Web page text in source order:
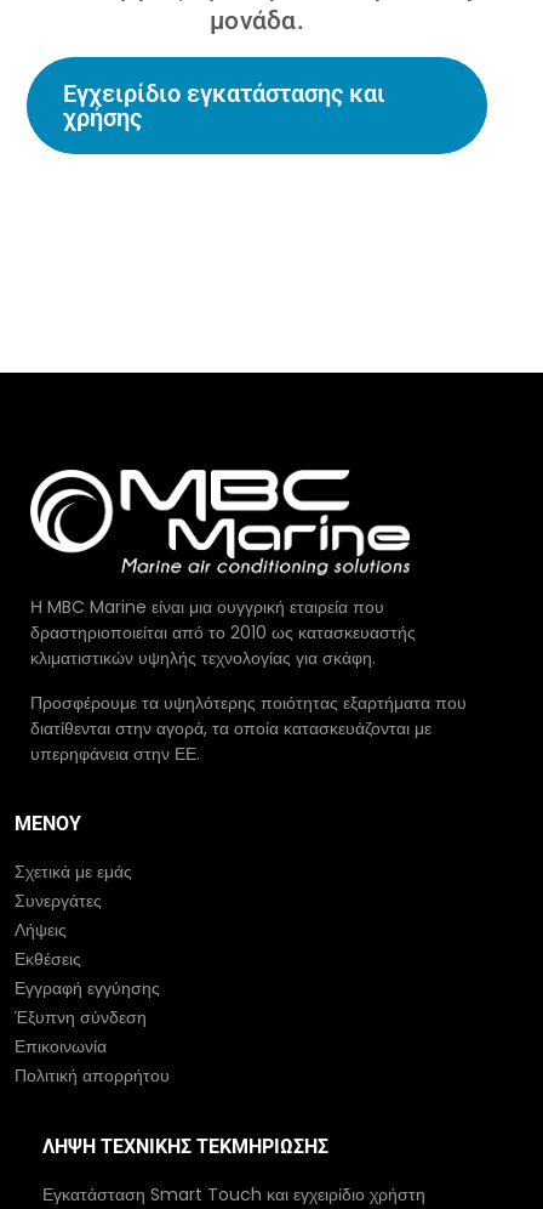
μονάδα.
Εγχειρίδιο εγκατάστασης και
χρήσης
Η MBC Marine είναι μια ουγγρική εταιρεία που
δραστηριοποιείται από το 2010 ως κατασκευαστής
κλιματιστικών υψηλής τεχνολογίας για σκάφη.
Προσφέρουμε τα υψηλότερης ποιότητας εξαρτήματα που
διατίθενται στην αγορά, τα οποία κατασκευάζονται με
υπερηφάνεια στην ΕΕ.
ΜΕΝΟΎ
Σχετικά με εμάς
Συνεργάτες
Λήψεις
Εκθέσεις
Εγγραφή εγγύησης
Έξυπνη σύνδεση
Επικοινωνία
Πολιτική απορρήτου
ΛΉΨΗ ΤΕΧΝΙΚΉΣ ΤΕΚΜΗΡΊΩΣΗΣ
Εγκατάσταση Smart Touch και εγχειρίδιο χρήστη